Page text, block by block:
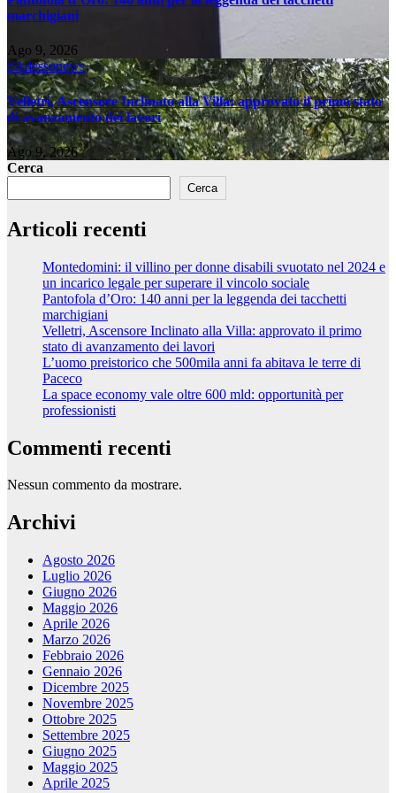
marchigiani
Ago 9, 2026
#Adessonews
Velletri, Ascensore Inclinato alla Villa: approvato il primo stato
di avanzamento dei lavori
Ago 9, 2026
Cerca
Cerca
Articoli recenti
Montedomini: il villino per donne disabili svuotato nel 2024 e
un incarico legale per superare il vincolo sociale
Pantofola d’Oro: 140 anni per la leggenda dei tacchetti
marchigiani
Velletri, Ascensore Inclinato alla Villa: approvato il primo
stato di avanzamento dei lavori
L’uomo preistorico che 500mila anni fa abitava le terre di
Paceco
La space economy vale oltre 600 mld: opportunità per
professionisti
Commenti recenti
Nessun commento da mostrare.
Archivi
Agosto 2026
Luglio 2026
Giugno 2026
Maggio 2026
Aprile 2026
Marzo 2026
Febbraio 2026
Gennaio 2026
Dicembre 2025
Novembre 2025
Ottobre 2025
Settembre 2025
Giugno 2025
Maggio 2025
Aprile 2025